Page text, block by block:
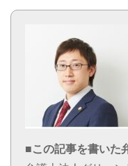
■この記事を書いた